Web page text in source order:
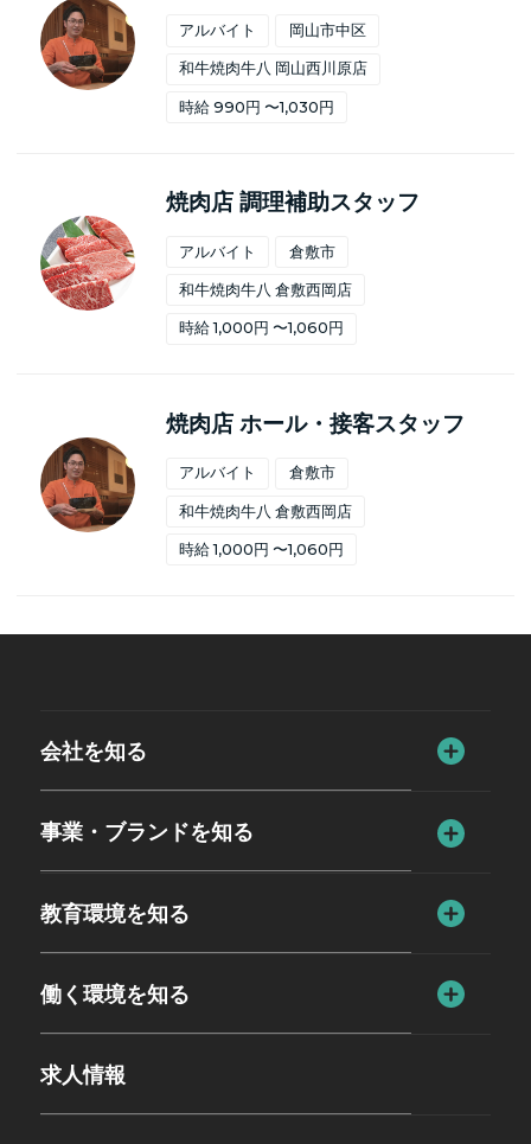
アルバイト 岡山市中区
和牛焼肉牛八 岡山西川原店
時給 990円 〜1,030円
焼肉店 調理補助スタッフ
アルバイト 倉敷市
和牛焼肉牛八 倉敷西岡店
時給 1,000円 〜1,060円
焼肉店 ホール・接客スタッフ
アルバイト 倉敷市
和牛焼肉牛八 倉敷西岡店
時給 1,000円 〜1,060円
会社を知る
事業・ブランドを知る
教育環境を知る
働く環境を知る
求人情報